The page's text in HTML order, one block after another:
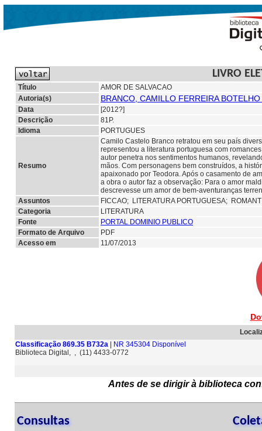
LIVRO
Título
AMOR DE SALVACAO
Autoria(s)
BRANCO, CAMILLO FERREIRA
Data
[2012?]
Descrição
81P.
Idioma
PORTUGUES
Resumo
Camilo Castelo Branco retratou em seu país
representou a literatura portuguesa com
autor penetra nos sentimentos humanos,
mãos. Com personagens bem construídos, a
apaixonado por Teodora. Após o casamento de
a obra o autor faz a observação: Para o amor
descrevesse um amor de bem-aventuranças
Assuntos
FICCAO; LITERATURA PORTUGUESA;
Categoria
LITERATURA
Fonte
PORTAL DOMINIO PUBLICO
Formato de Arquivo
PDF
Acesso em
11/07/2013
Classificação 869.35 B732a | NR 345304 Disponível
Biblioteca Digital, , (11) 4433-0772
Antes de se dirigir à biblioteca
Consultas